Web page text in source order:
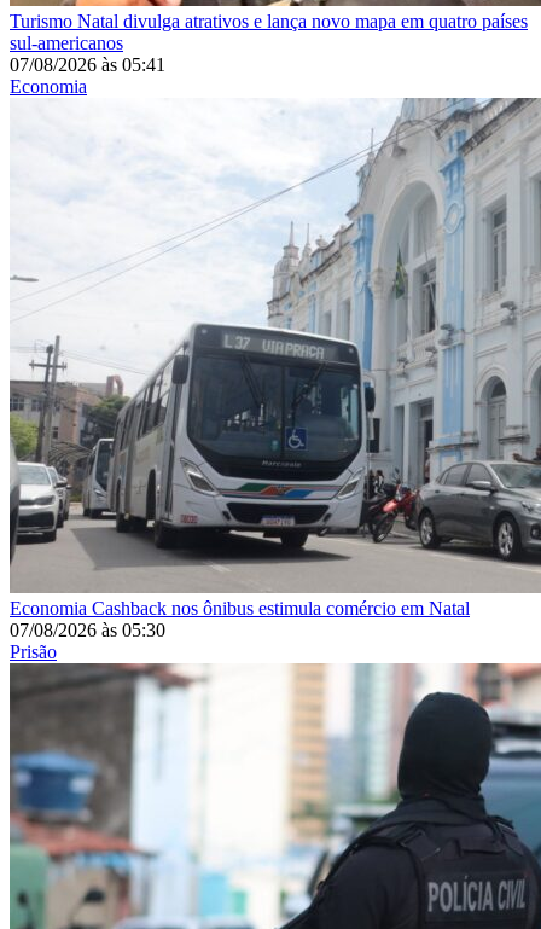
Turismo Natal divulga atrativos e lança novo mapa em quatro países
sul-americanos
07/08/2026 às 05:41
Economia
Economia Cashback nos ônibus estimula comércio em Natal
07/08/2026 às 05:30
Prisão